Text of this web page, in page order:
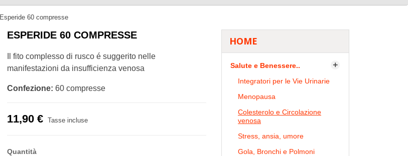
Esperide 60 compresse
HOME
Salute e Benessere.. 
Integratori per le Vie Urinarie
Menopausa
Colesterolo e Circolazione
venosa
Stress, ansia, umore
Gola, Bronchi e Polmoni
ESPERIDE 60 COMPRESSE
Il fito complesso di rusco é suggerito nelle
manifestazioni da insufficienza venosa
Confezione: 60 compresse
11,90 € Tasse incluse
Quantità